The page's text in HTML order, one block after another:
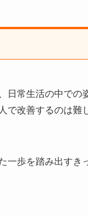
日常生活の中で
で改善するのは
一歩を踏み出す